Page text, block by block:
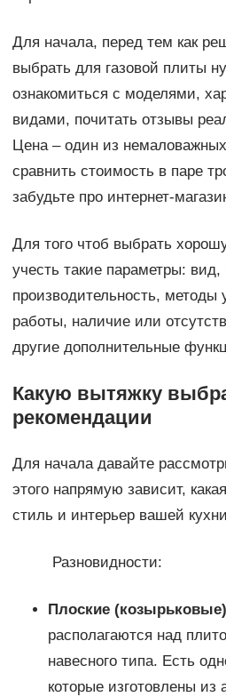
Для начала, перед тем как
выбрать для газовой плиты
ознакомиться с моделями,
видами, почитать отзывы
Цена – один из
сравнить стоимость в паре
забудьте про интернет-
Для того чтоб выбрать
учесть такие параметры:
производительность,
работы, наличие или
другие дополнительные
Какую вытяжку
рекомендации
Для начала давайте
этого напрямую зависит,
стиль и интерьер вашей
Разновидности:
Плоские (козырьковые)
располагаются над
навесного типа. Есть
которые изготовлены из